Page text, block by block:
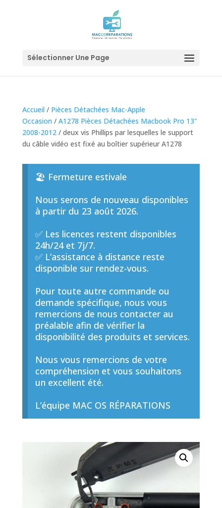
Sélectionner Une Page
Accueil / Pièces Détachées Mac-Apple
Occasion / A1278 Pièces Détachées Macbook Pro 13"
2008-2012/ deux vis Phillips par lesquelles le support
du câble vidéo est fixé au boîtier supérieur A1278
🏖️ Fermeture estivale
Nous serons de nouveau disponibles
à partir du 23 août 2026.
✅ Les licences restent disponibles
24h/24 et 7j/7.
✅ L’assistance à distance reste
disponible sur rendez-vous.
Pour toute autre commande ou
demande spécifique, nous vous
remercions de nous contacter au
préalable afin de vérifier la
disponibilité des produits et services.
Nous vous remercions de votre
compréhension et vous souhaitons
un excellent été.
L’équipe MAC OS RÉPARATIONS